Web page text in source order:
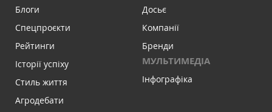
Блоги
Спецпроєкти
Рейтинги
Історії успіху
Стиль життя
Агродебати
Досьє
Компанії
Бренди
МУЛЬТИМЕДІА
Інфографіка